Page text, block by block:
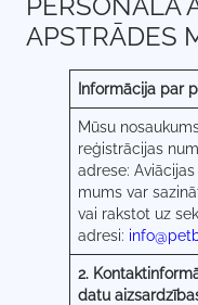
APSTRĀDES
Informācija par
Mūsu
reģistrācijas
adrese:
mums var
vai rakstot uz
adresi:
2.
datu